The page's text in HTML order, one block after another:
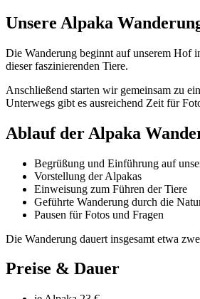
Unsere Alpaka
Die Wanderung beginnt auf unserem Hof
dieser faszinierenden Tiere.
Anschließend starten wir gemeinsam zu
Unterwegs gibt es ausreichend Zeit für
Ablauf der Alpaka
Begrüßung und Einführung auf
Vorstellung der Alpakas
Einweisung zum Führen der Tiere
Geführte Wanderung durch die
Pausen für Fotos und Fragen
Die Wanderung dauert insgesamt etwa
Preise & Dauer